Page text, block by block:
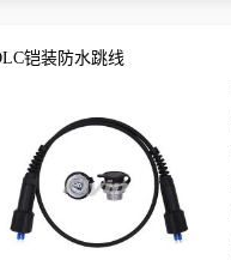
铠装防水跳线